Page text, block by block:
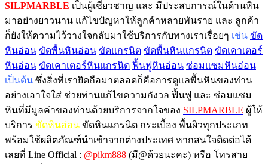
SILPMARBLE เป็นผู้เชี่ยวชาญ และ มีประสบการณ์ในด้านหิน
มาอย่างยาวนาน แก้ไขปัญหาให้ลูกค้าหลายพันราย และ ลูกค้า
ก็ยังให้ความไว้วางใจกลับมาใช้บริการกับทางเราเรื่อยๆ เช่น ขัด
หินอ่อน ขัดพื้นหินอ่อน ขัดแกรนิต ขัดพื้นหินแกรนิต ขัดเคาเตอร์
หินอ่อน ขัดเคาเตอร์หินแกรนิต ฟื้นฟูหินอ่อน ซ่อมแซมหินอ่อน
เป็นต้น ซึ่งสิ่งที่เรายึดถือมาตลอดก็คือการดูแลพื้นหินของท่าน
อย่างเอาใจใส่ ช่วยท่านแก้ไขความกังวล ฟื้นฟู และ ซ่อมแซม
หินที่มีมูลค่าของท่านด้วยบริการจากใจของ SILPMARBLE ผู้ให้
บริการ ขัดหินอ่อน ขัดหินแกรนิต กระเบื้อง พื้นผิวทุกประเภท
พร้อมใช้ผลิตภัณฑ์นำเข้าจากต่างประเทศ หากสนใจติดต่อได้
เลยที่ Line Official : @pikm888 (มี@ด้วยนะคะ) หรือ โทรสาย